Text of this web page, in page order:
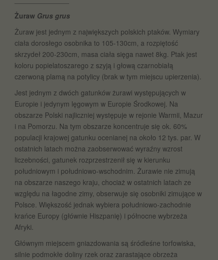
Żuraw Grus grus
Żuraw jest jednym z największych polskich ptaków. Wymiary
ciała dorosłego osobnika to 105-130cm, a rozpiętość
skrzydeł 200-230cm, masa ciała sięga nawet 8kg. Ptak jest
koloru popielatoszarego z szyją i głową czarnobiałą
czerwoną plamą na potylicy (brak w tym miejscu upierzenia).
Jest jednym z dwóch gatunków żurawi występujących w
Europie i jedynym lęgowym w Europie Środkowej. Na
obszarze Polski najliczniej występuje w rejonie Warmii, Mazur
i na Pomorzu. Na tym obszarze koncentruje się ok. 60%
populacji krajowej gatunku ocenianej na około 12 tys. par. W
ostatnich latach można zaobserwować wyraźny wzrost
liczebności, gatunek rozprzestrzenił się w kierunku
południowym i południowo-wschodnim. Żurawie nie zimują
na obszarze naszego kraju, chociaż w ostatnich latach ze
względu na łagodne zimy, obserwuje się osobniki zimujące w
Polsce. Większość jednak wybiera południowo-zachodnie
krańce Europy (głównie Hiszpanię) i północne wybrzeża
Afryki.
Głównym miejscem gniazdowania są śródleśne torfowiska,
silnie podmokłe doliny rzek oraz zarastające obrzeża